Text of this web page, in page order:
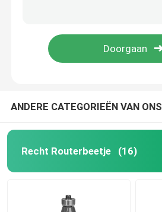
HSS-freesbit
ANDERE CATEGORIEËN VAN ONS
Recht Routerbeetje (16)